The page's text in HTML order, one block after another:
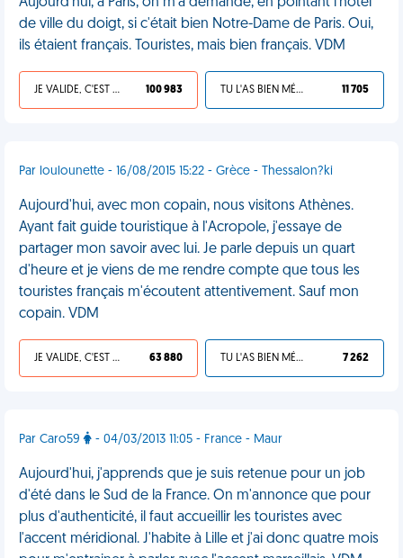
de ville du doigt, si c'était bien Notre-Dame de Paris. Oui,
ils étaient français. Touristes, mais bien français. VDM
JE VALIDE, C'EST UNE VDM 100 983 TU L'AS BIEN MÉRITÉ 11 705
Par loulounette - 16/08/2015 15:22 - Grèce - Thessalon?ki
Aujourd'hui, avec mon copain, nous visitons Athènes.
Ayant fait guide touristique à l'Acropole, j'essaye de
partager mon savoir avec lui. Je parle depuis un quart
d'heure et je viens de me rendre compte que tous les
touristes français m'écoutent attentivement. Sauf mon
copain. VDM
JE VALIDE, C'EST UNE VDM 63 880 TU L'AS BIEN MÉRITÉ 7 262
Par Caro59 - 04/03/2013 11:05 - France - Maur
Aujourd'hui, j'apprends que je suis retenue pour un job
d'été dans le Sud de la France. On m'annonce que pour
plus d'authenticité, il faut accueillir les touristes avec
l'accent méridional. J'habite à Lille et j'ai donc quatre mois